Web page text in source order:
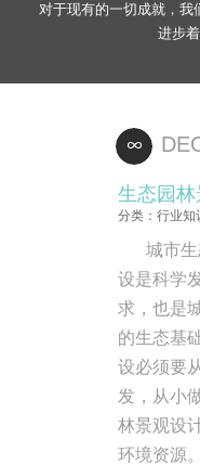
对于现有的一切成就，我
进步
生态园林
分类：行业知
城市
设是科学
求，也是
的生态基
设必须要
发，从小
林景观设
环境资源